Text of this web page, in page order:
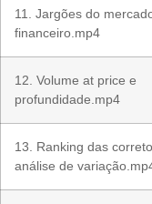
11. Jargões do
financeiro.mp4
12. Volume at price e
profundidade.mp4
13. Ranking das
análise de